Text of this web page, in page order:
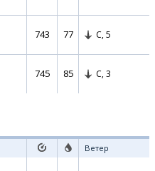
743 77 С, 5
745 85 С, 3
Ветер